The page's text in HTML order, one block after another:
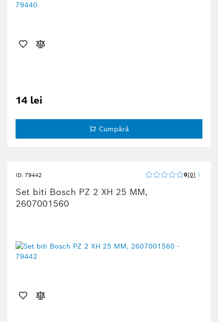
14 lei
Cumpără
ID: 79442 0 0
Set biti Bosch PZ 2 XH 25 MM,
2607001560